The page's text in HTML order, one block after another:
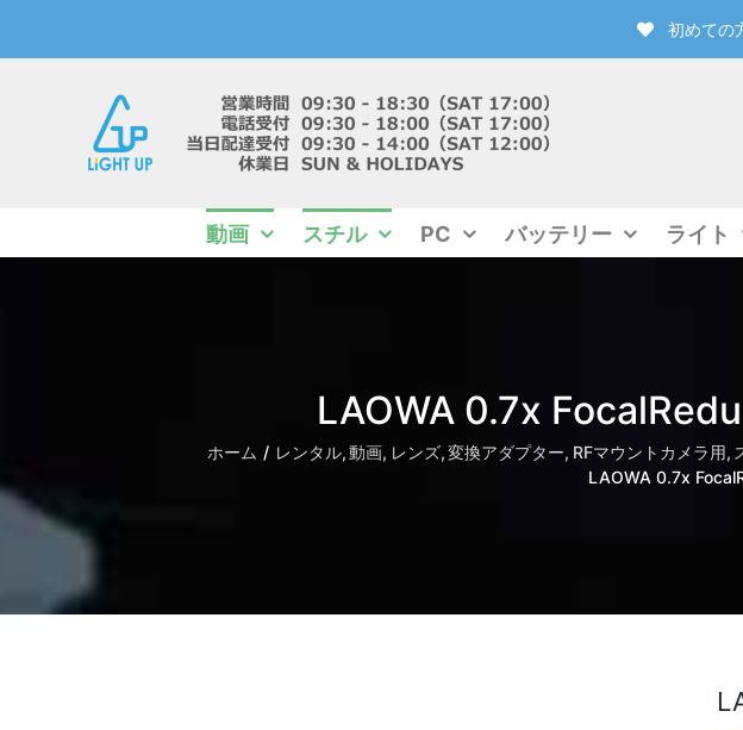
content
初めての
動画 スチル PC バッテリー ライト
LAOWA 0.7x
ホーム レンタル 動画 レンズ 変換アダプター RFマウントカメラ用
LAOWA 0.7x